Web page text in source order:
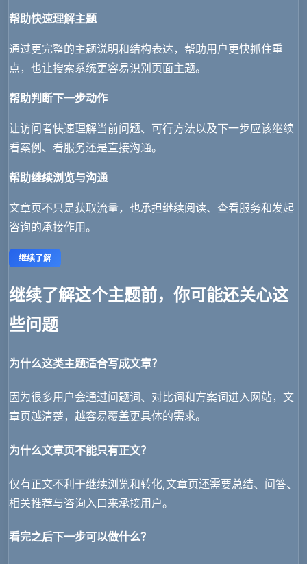
帮助快速理解主题
通过更完整的主题说明和结构表达，帮助用户更快抓住重
点，也让搜索系统更容易识别页面主题。
帮助判断下一步动作
让访问者快速理解当前问题、可行方法以及下一步应该继续
看案例、看服务还是直接沟通。
帮助继续浏览与沟通
文章页不只是获取流量，也承担继续阅读、查看服务和发起
咨询的承接作用。
继续了解
继续了解这个主题前，你可能还关心这
些问题
为什么这类主题适合写成文章？
因为很多用户会通过问题词、对比词和方案词进入网站，文
章页越清楚，越容易覆盖更具体的需求。
为什么文章页不能只有正文？
仅有正文不利于继续浏览和转化,文章页还需要总结、问答、
相关推荐与咨询入口来承接用户。
看完之后下一步可以做什么？